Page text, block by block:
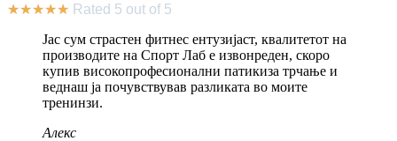
★★★★★ Rated 5 out of 5
Јас сум страстен фитнес ентузијаст, квалитетот на
производите на Спорт Лаб е извонреден, скоро
купив високопрофесионални патикиза трчање и
веднаш ја почувствував разликата во моите
тренинзи.
Алекс